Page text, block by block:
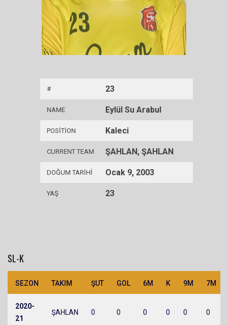
# 23
NAME Eylül Su Arabul
POSITION Kaleci
CURRENT TEAM ŞAHLAN, ŞAHLAN
DOĞUM TARIHI Ocak 9, 2003
YAŞ 23
SL-K
SEZON TAKIM ŞUT GOL 6M K 9M 7M
2020-
21
ŞAHLAN 0 0 0 0 0 0